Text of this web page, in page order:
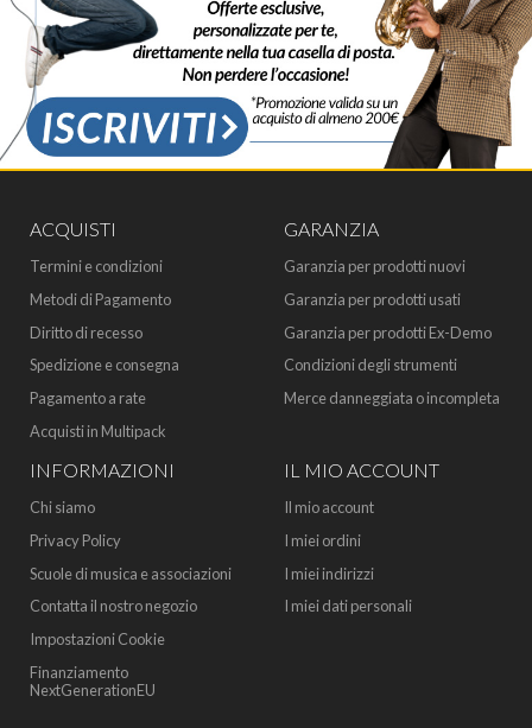
ACQUISTI
Termini e condizioni
Metodi di Pagamento
Diritto di recesso
Spedizione e consegna
Pagamento a rate
Acquisti in Multipack
GARANZIA
Garanzia per prodotti nuovi
Garanzia per prodotti usati
Garanzia per prodotti Ex-Demo
Condizioni degli strumenti
Merce danneggiata o incompleta
INFORMAZIONI
Chi siamo
Privacy Policy
Scuole di musica e associazioni
Contatta il nostro negozio
Impostazioni Cookie
Finanziamento
NextGenerationEU
IL MIO ACCOUNT
Il mio account
I miei ordini
I miei indirizzi
I miei dati personali